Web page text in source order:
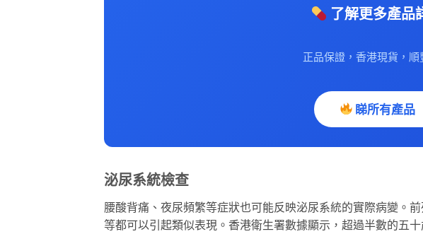
了解更多產品
正品保證，香港現貨，順
睇所有產品
泌尿系統檢查
腰酸背痛、夜尿頻繁等症狀也可能反映泌尿系統的實際病變。
等都可以引起類似表現。香港衛生署數據顯示，超過半數的五